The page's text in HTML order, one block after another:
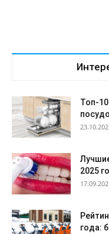
Топ-
2025
года: